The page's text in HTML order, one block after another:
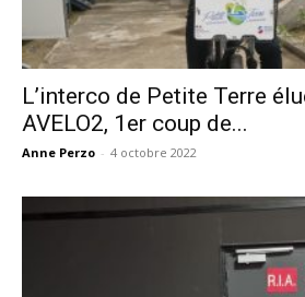
L’interco de Petite Terre
AVELO2, 1er coup de...
Anne Perzo - 4 octobre 2022